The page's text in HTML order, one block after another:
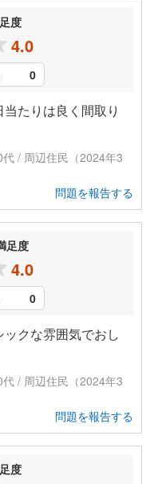
度
4.0
0
たりは良く間取り
/ 周辺住民（2024年3
問題を報告する
足度
4.0
0
クな雰囲気でおし
/ 周辺住民（2024年3
問題を報告する
度